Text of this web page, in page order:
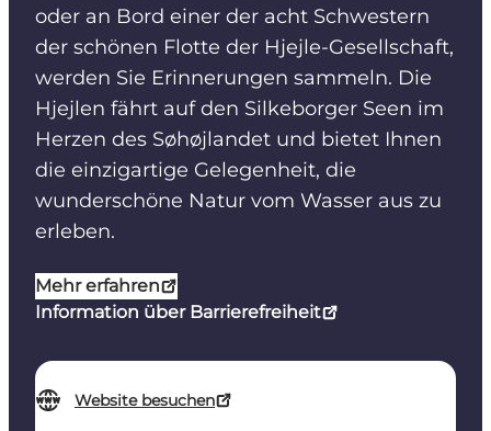
oder an Bord einer der acht Schwestern
der schönen Flotte der Hjejle-Gesellschaft,
werden Sie Erinnerungen sammeln. Die
Hjejlen fährt auf den Silkeborger Seen im
Herzen des Søhøjlandet und bietet Ihnen
die einzigartige Gelegenheit, die
wunderschöne Natur vom Wasser aus zu
erleben.
Mehr erfahren
Information über Barrierefreiheit
Website besuchen